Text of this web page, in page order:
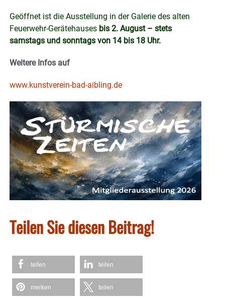
Geöffnet ist die Ausstellung in der Galerie des alten
Feuerwehr-Gerätehauses bis 2. August – stets
samstags und sonntags von 14 bis 18 Uhr.
Weitere Infos auf
www.kunstverein-bad-aibling.de
Teilen Sie diesen Beitrag!
teilen teilen
merken teilen